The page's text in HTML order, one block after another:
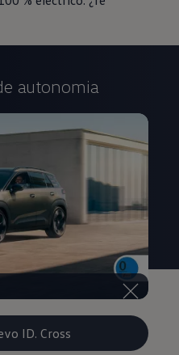
ID. Cross
autonomia